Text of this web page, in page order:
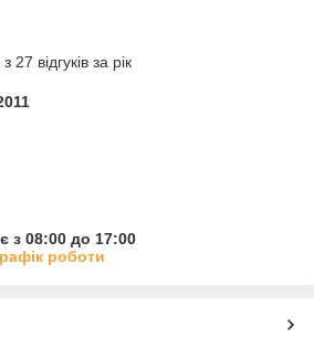
27 відгуків за рік
з 08:00 до 17:00
роботи